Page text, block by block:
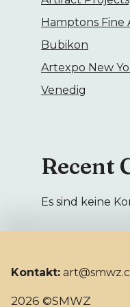
Hamptons Fine
Bubikon
Artexpo New
Venedig
Recent
Es sind keine
Kontakt:
2026 ©SMWZ